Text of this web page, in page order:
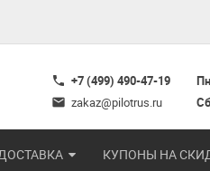
phone +7 (499) 490-47-19
mail zakaz@pilotrus.ru
КУПОНЫ НА